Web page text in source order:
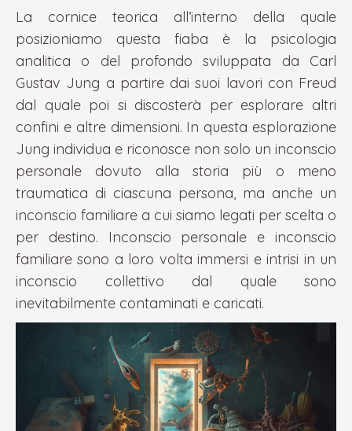
La cornice teorica all’interno della quale
posizioniamo questa fiaba è la psicologia
analitica o del profondo sviluppata da Carl
Gustav Jung a partire dai suoi lavori con Freud
dal quale poi si discosterà per esplorare altri
confini e altre dimensioni. In questa esplorazione
Jung individua e riconosce non solo un inconscio
personale dovuto alla storia più o meno
traumatica di ciascuna persona, ma anche un
inconscio familiare a cui siamo legati per scelta o
per destino. Inconscio personale e inconscio
familiare sono a loro volta immersi e intrisi in un
inconscio collettivo dal quale sono
inevitabilmente contaminati e caricati.